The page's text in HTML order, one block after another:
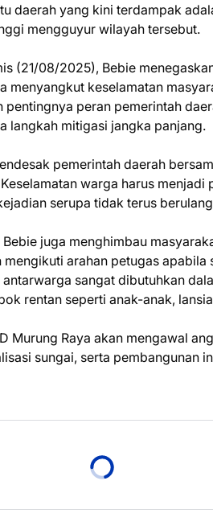
daerah yang kini terdampak
mengguyur wilayah tersebut.
(21/08/2025), Bebie
menyangkut keselamatan
peran pemerintah
langkah mitigasi jangka panjang.
pemerintah daerah
warga harus menjadi
serupa tidak terus
juga menghimbau
arahan petugas
sangat dibutuhkan
rentan seperti anak-anak,
Murung Raya akan mengawal
sungai, serta pembangunan